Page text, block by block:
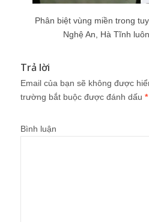
Phân biệt vùng miền trong
Nghệ An, Hà Tĩnh
Trả lời
Email của bạn sẽ không được
trường bắt buộc được đánh dấu *
Bình luận